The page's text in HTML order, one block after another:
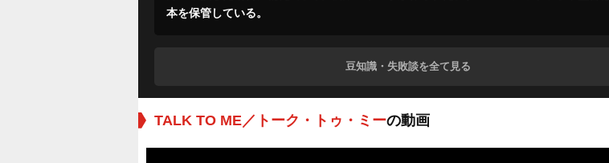
本を保管している。
豆知識・失敗談を全て見る
TALK TO ME／トーク・トゥ・ミーの動画